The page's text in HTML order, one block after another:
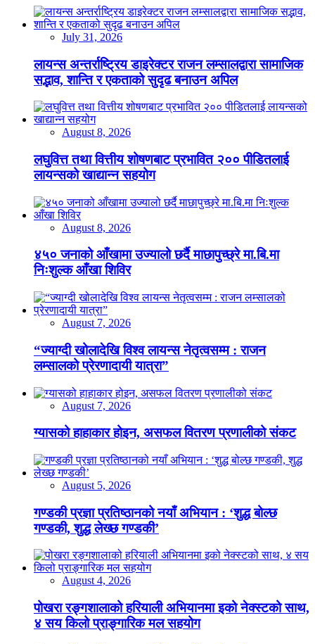
July 31, 2026
लायन्स अन्तर्राष्ट्रिय डाइरेक्टर राजन लम्सालद्वारा सामाजिक
सद्भाव, शान्ति र एकताको सुदृढ बनाउन अपिल
August 8, 2026
लघुवित्त तथा वित्तीय शोषणबाट प्रभावित २०० पीडितलाई
लायन्सको खाद्यान्न सहयोग
August 8, 2026
४५० जनाको आँखामा उज्यालो छर्दै माछापुच्छ्रे मा.बि.मा
निःशुल्क आँखा शिविर
August 7, 2026
“ज्याग्दी खोलादेखि विश्व लायन्स नेतृत्वसम्म : राजन
लम्सालको प्रेरणादायी यात्रा”
August 7, 2026
ग्यासको हाहाकार होइन, असफल वितरण प्रणालीको संकट
August 5, 2026
गण्डकी प्रज्ञा प्रतिष्ठानको नयाँ अभियान : ‘शुद्ध बोल्छ
गण्डकी, शुद्ध लेख्छ गण्डकी’
August 4, 2026
पोखरा रङ्गशालाको हरियाली अभियानमा इको नेक्स्टको साथ,
४ सय किलो प्राङ्गारिक मल सहयोग